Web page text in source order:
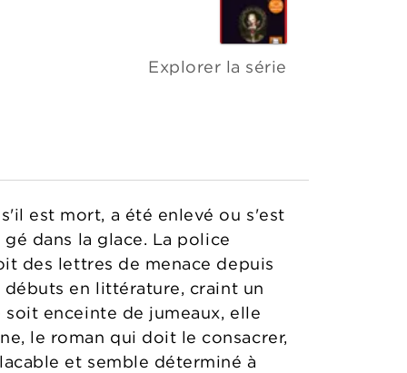
Explorer la série
est mort, a été enlevé ou s'est
dans la glace. La police
des lettres de menace depuis
débuts en littérature, craint un
enceinte de jumeaux, elle
le roman qui doit le consacrer,
et semble déterminé à